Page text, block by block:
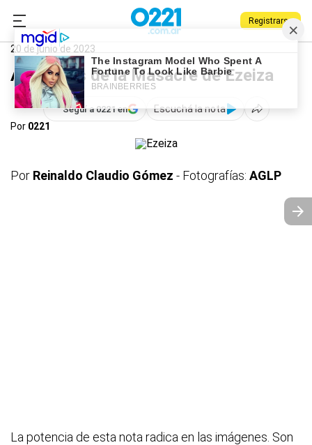
Registrarse
0221.com.ar
Ezeiza
20 de junio de 2023
A 50 años de la Masacre de Ezeiza
Seguí a 0221 en
Escuchá la nota
Por 0221
Por Reinaldo Claudio Gómez - Fotografías: AGLP
La potencia de esta nota radica en las imágenes. Son